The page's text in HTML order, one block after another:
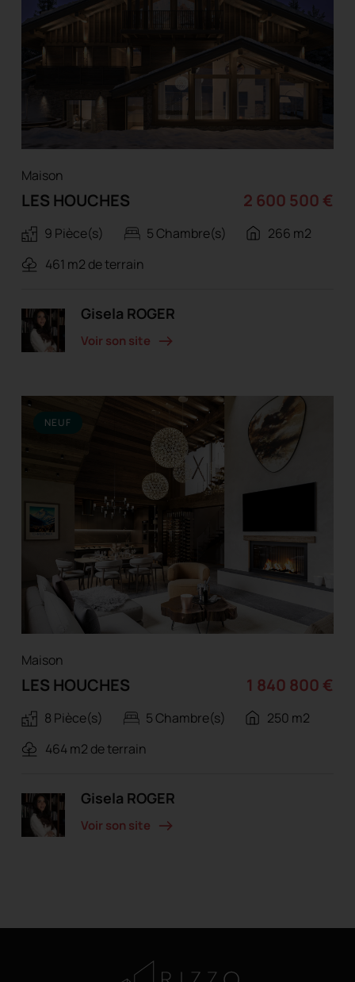
Maison
LES HOUCHES 2 600 500 €
9 Pièce(s) 5 Chambre(s)
266 m2
461 m2 de terrain
Gisela ROGER
Voir son site
NEUF
Maison
LES HOUCHES 1 840 800 €
8 Pièce(s) 5 Chambre(s)
250 m2
464 m2 de terrain
Gisela ROGER
Voir son site